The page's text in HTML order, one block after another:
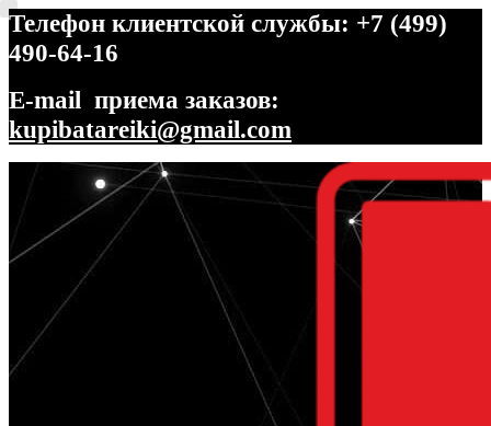
Телефон клиентской службы: +7 (499)
490-64-16
E-mail приема заказов:
kupibatareiki@gmail.com
Перейти
навигации
Перейти
содержимому